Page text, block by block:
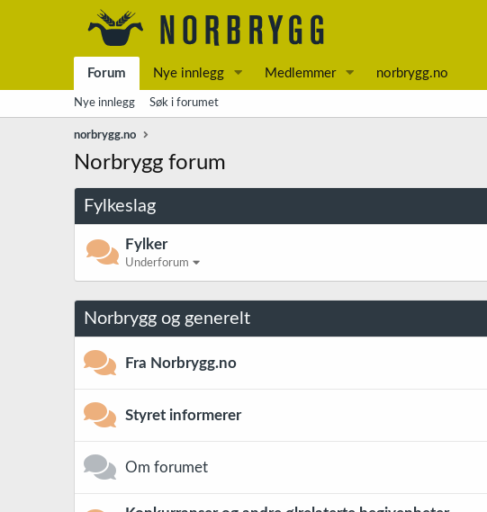
Forum Nye innlegg Medlemmer norbrygg.no
Nye innlegg Søk i forumet
norbrygg.no
Norbrygg forum
Fylkeslag
Fylker
Underforum
Norbrygg og generelt
Fra Norbrygg.no
Styret informerer
Om forumet